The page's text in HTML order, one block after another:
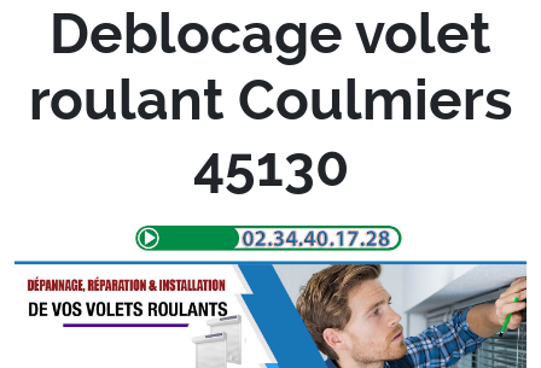
Deblocage volet
roulant Coulmiers
45130